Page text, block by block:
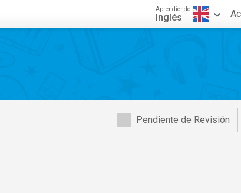
Aprendiendo
Inglés
Pendiente de Revisión